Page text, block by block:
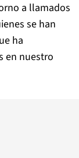
a llamados
se han
ha
en nuestro